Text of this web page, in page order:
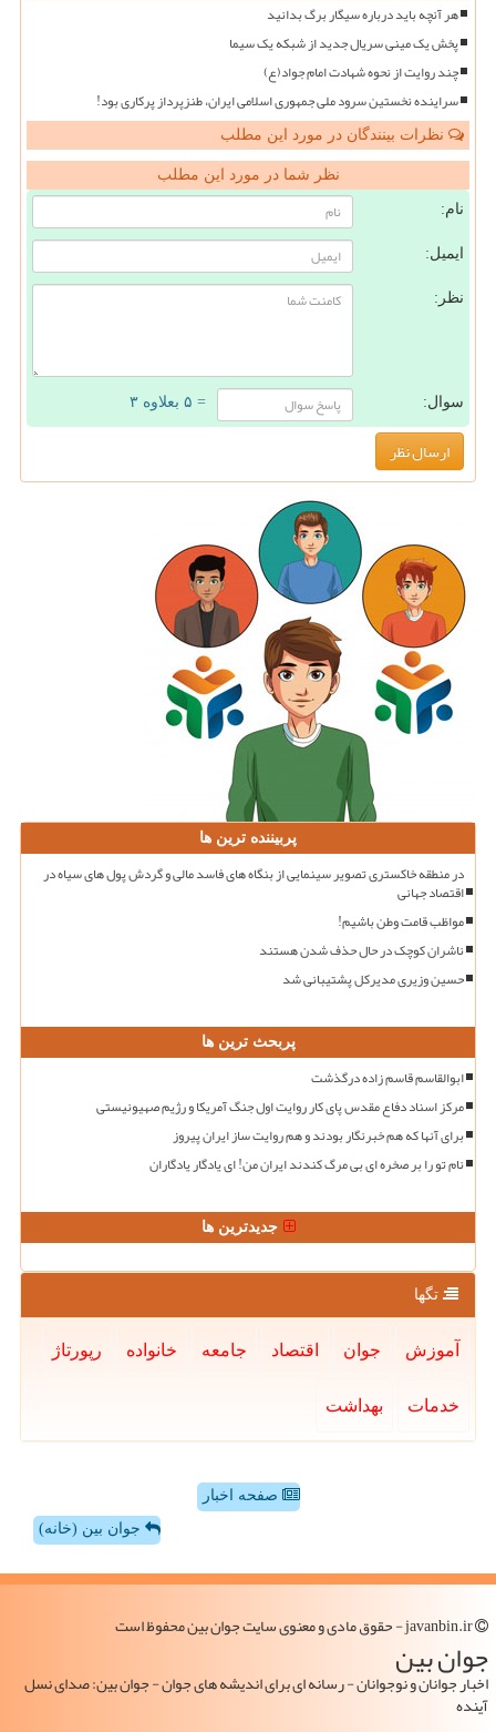
هر آنچه باید درباره سیگار برگ بدانید
پخش یک مینی سریال جدید از شبکه یک سیما
چند روایت از نحوه شهادت امام جواد(ع)
سراینده نخستین سرود ملی جمهوری اسلامی ایران، طنزپرداز پرکاری بود!
نظرات بینندگان در مورد این مطلب
نظر شما در مورد این مطلب
نام:
ایمیل:
نظر:
سوال: = ۵ بعلاوه ۳
پربیننده ترین ها
در منطقه خاکستری تصویر سینمایی از بنگاه های فاسد مالی و گردش پول های سیاه در
اقتصاد جهانی
مواظب قامت وطن باشیم!
ناشران کوچک در حال حذف شدن هستند
حسین وزیری مدیرکل پشتیبانی شد
پربحث ترین ها
ابوالقاسم قاسم زاده درگذشت
مرکز اسناد دفاع مقدس پای کار روایت اول جنگ آمریکا و رژیم صهیونیستی
برای آنها که هم خبرنگار بودند و هم روایت ساز ایران پیروز
نام تو را بر صخره ای بی مرگ کندند ایران من! ای یادگار یادگاران
جدیدترین ها
تگها
آموزش جوان اقتصاد جامعه خانواده رپورتاژ
خدمات بهداشت
صفحه اخبار
جوان بین (خانه)
جوان بین
اخبار جوانان و نوجوانان - رسانه ای برای اندیشه های جوان - جوان بین: صدای نسل
آینده